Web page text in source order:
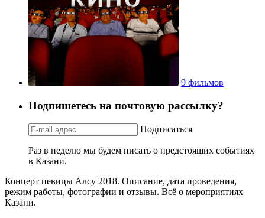
9 фильмов
Подпишетесь на почтовую рассылку?
Подписаться
Раз в неделю мы будем писать о предстоящих событиях
в Казани.
Концерт певицы Алсу 2018. Описание, дата проведения,
режим работы, фотографии и отзывы. Всё о мероприятиях
Казани.